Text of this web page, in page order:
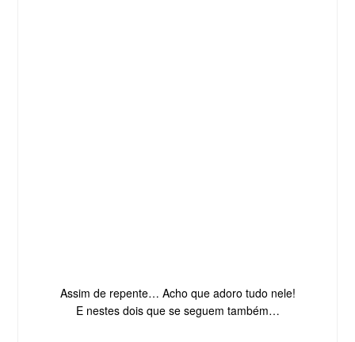
Assim de repente… Acho que adoro tudo nele!
E nestes dois que se seguem também…